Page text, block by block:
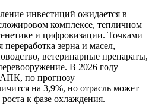
инвестиций ожидается в
комплексе, тепличном
и цифровизации. Точками
переработка зерна и масел,
ветеринарные препараты,
В 2026 году
по прогнозу
на 3,9%, но отрасль может
к фазе охлаждения.